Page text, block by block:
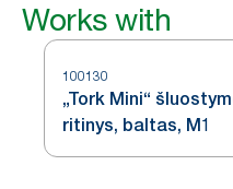
Works with
100130
„Tork Mini“
ritinys, baltas, M1